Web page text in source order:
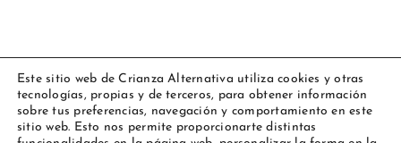
Copyright 2023 Amarsupiel | Aviso legal | Política de cookies
Todos los derechos reservados
Este sitio web de Crianza Alternativa utiliza cookies y otras
tecnologías, propias y de terceros, para obtener información
sobre tus preferencias, navegación y comportamiento en este
sitio web. Esto nos permite proporcionarte distintas